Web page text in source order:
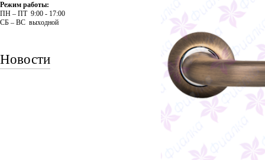
Режим работы:
ПH – ПT 9:00 - 17:00
CБ – BC выходной
Новости